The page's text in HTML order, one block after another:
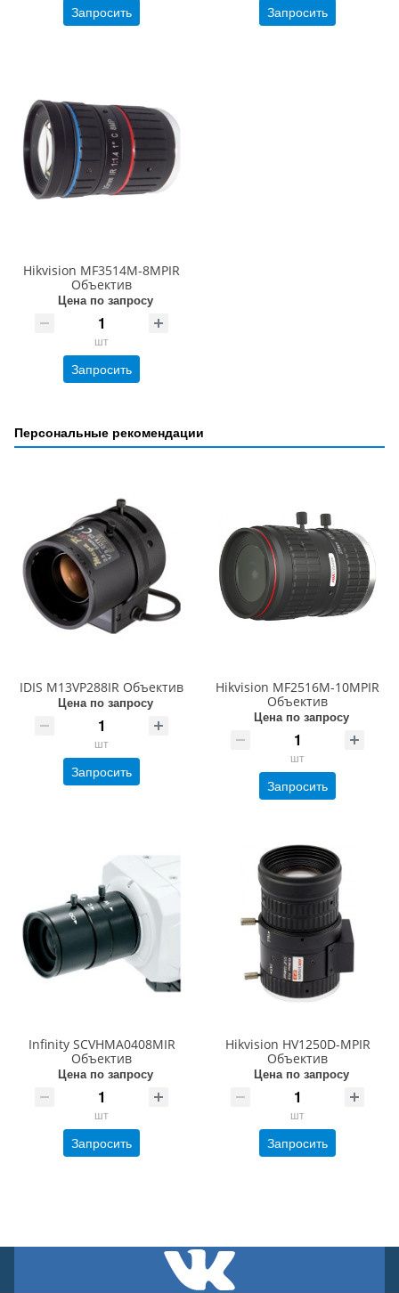
Запросить Запросить
Hikvision MF3514M-8MPIR
Объектив
Цена по запросу
шт
Запросить
Персональные рекомендации
IDIS M13VP288IR Объектив
Цена по запросу
шт
Запросить
Hikvision MF2516M-10MPIR
Объектив
Цена по запросу
шт
Запросить
Infinity SCVHMA0408MIR
Объектив
Цена по запросу
шт
Запросить
Hikvision HV1250D-MPIR
Объектив
Цена по запросу
шт
Запросить